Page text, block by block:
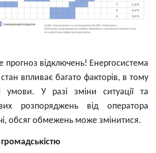
прогноз відключень! Енергосистема
впливає багато факторів, в тому
умови. У разі зміни ситуації та
розпоряджень від оператора
обсяг обмежень може змінитися.
громадськістю